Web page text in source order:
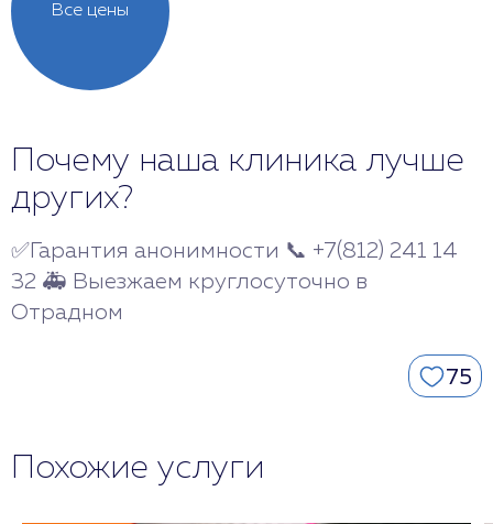
Все цены
Почему наша клиника лучше
других?
✅Гарантия анонимности 📞 +7(812) 241 14
32 🚑 Выезжаем круглосуточно в
Отрадном
75
Похожие услуги